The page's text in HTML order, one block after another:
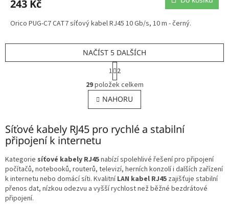
243 Kč
Orico PUG-C7 CAT7 síťový kabel RJ45 10 Gb/s, 10 m - černý.
O
v
l
á
a
c
p
r
v
k
NAČÍST 5 DALŠÍCH
S
t
r
á
n
k
v
á
1 2
29položek celkem
NAHORU
Síťové kabely RJ45 pro rychlé a stabilní
připojení k internetu
Kategorie síťové kabely RJ45nabízí spolehlivé řešení pro připojení
počítačů, notebooků, routerů, televizí, herních konzolí i dalších zařízení
k internetu nebo domácí síti. KvalitníLAN kabel RJ45 zajišťuje stabilní
přenos dat, nízkou odezvu a vyšší rychlost než běžné bezdrátové
připojení.